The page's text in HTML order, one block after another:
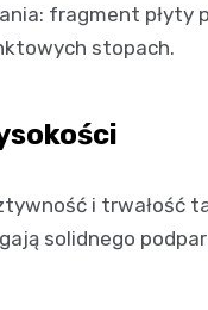
fragment płyty
stopach.
i trwałość
solidnego